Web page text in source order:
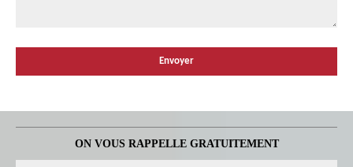
ON VOUS RAPPELLE GRATUITEMENT